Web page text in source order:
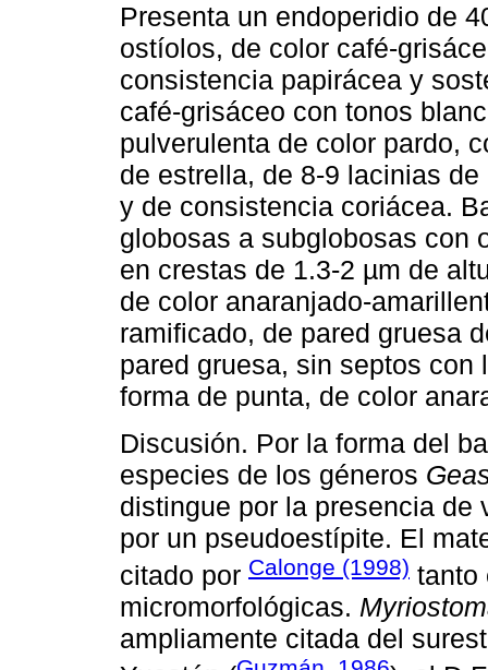
Presenta un endoperidio de
ostíolos, de color café-
consistencia papirácea y
café-grisáceo con tonos
pulverulenta de color pardo,
de estrella, de 8-9 lacinias
y de consistencia coriácea.
globosas a subglobosas con
en crestas de 1.3-2 µm de
de color anaranjado-
ramificado, de pared gruesa
pared gruesa, sin septos
forma de punta, de color
Discusión. Por la forma del
especies de los géneros
distingue por la presencia
por un pseudoestípite. El
citado por Calonge (1998) tanto
micromorfológicas.
ampliamente citada del